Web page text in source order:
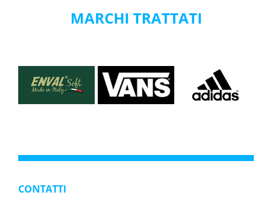
MARCHI TRATTATI
CONTATTI